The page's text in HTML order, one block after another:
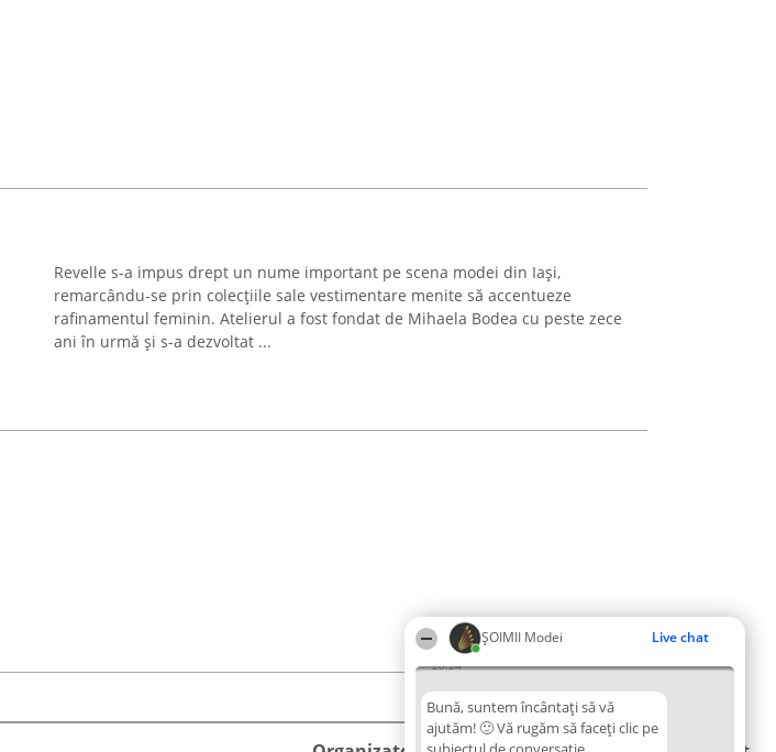
ȘOIMII Modei Live chat
20:24
Bună, suntem încântați să vă
ajutăm! 🙂 Vă rugăm să faceți clic pe
Revelle s-a impus drept un nume important pe scena modei din Iași,
remarcându-se prin colecțiile sale vestimentare menite să accentueze
rafinamentul feminin. Atelierul a fost fondat de Mihaela Bodea cu peste zece
ani în urmă și s-a dezvoltat ...